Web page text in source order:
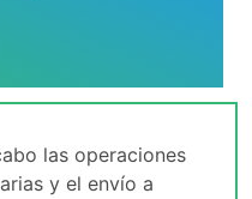
las operaciones
y el envío a